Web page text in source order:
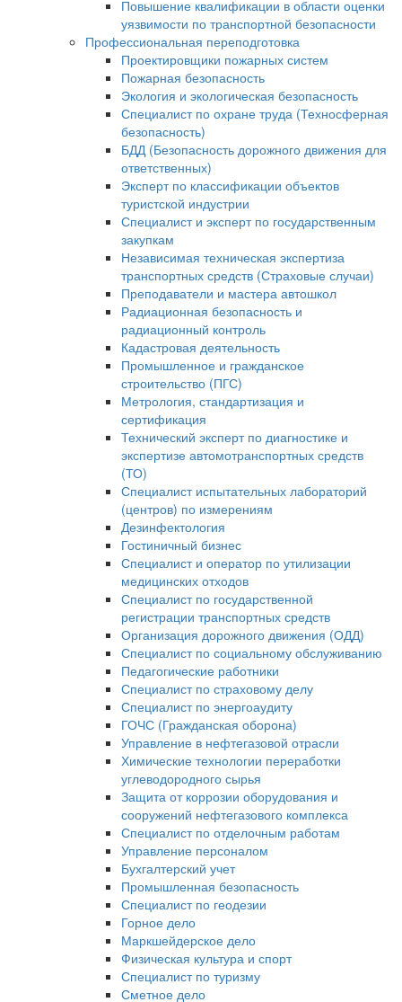
Повышение квалификации в области оценки
уязвимости по транспортной безопасности
Профессиональная переподготовка
Проектировщики пожарных систем
Пожарная безопасность
Экология и экологическая безопасность
Специалист по охране труда (Техносферная
безопасность)
БДД (Безопасность дорожного движения для
ответственных)
Эксперт по классификации объектов
туристской индустрии
Специалист и эксперт по государственным
закупкам
Независимая техническая экспертиза
транспортных средств (Страховые случаи)
Преподаватели и мастера автошкол
Радиационная безопасность и
радиационный контроль
Кадастровая деятельность
Промышленное и гражданское
строительство (ПГС)
Метрология, стандартизация и
сертификация
Технический эксперт по диагностике и
экспертизе автомотранспортных средств
(ТО)
Специалист испытательных лабораторий
(центров) по измерениям
Дезинфектология
Гостиничный бизнес
Специалист и оператор по утилизации
медицинских отходов
Специалист по государственной
регистрации транспортных средств
Организация дорожного движения (ОДД)
Специалист по социальному обслуживанию
Педагогические работники
Специалист по страховому делу
Специалист по энергоаудиту
ГОЧС (Гражданская оборона)
Управление в нефтегазовой отрасли
Химические технологии переработки
углеводородного сырья
Защита от коррозии оборудования и
сооружений нефтегазового комплекса
Специалист по отделочным работам
Управление персоналом
Бухгалтерский учет
Промышленная безопасность
Специалист по геодезии
Горное дело
Маркшейдерское дело
Физическая культура и спорт
Специалист по туризму
Сметное дело